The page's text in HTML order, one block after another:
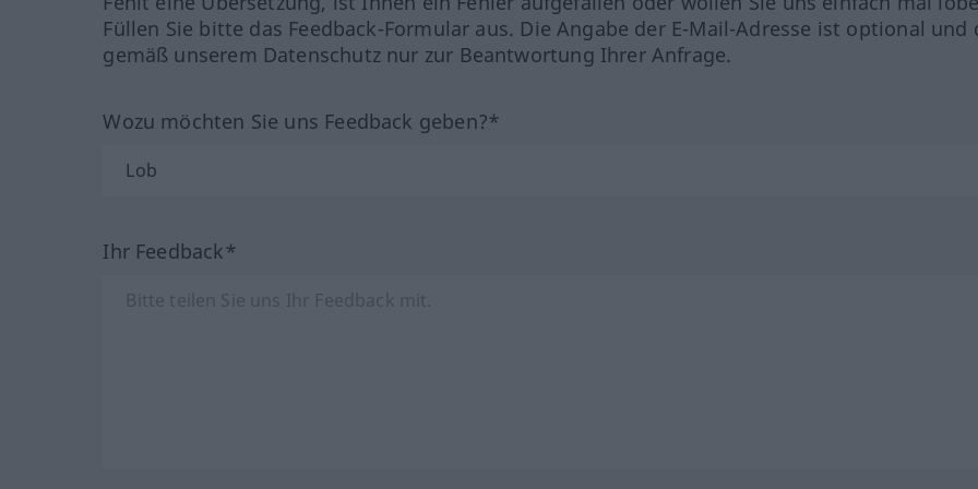
Füllen Sie bitte das Feedback-Formular aus. Die Angabe der E-Mail-Adresse ist optional und
gemäß unserem Datenschutz nur zur Beantwortung Ihrer Anfrage.
Wozu möchten Sie uns Feedback geben?*
Ihr Feedback*